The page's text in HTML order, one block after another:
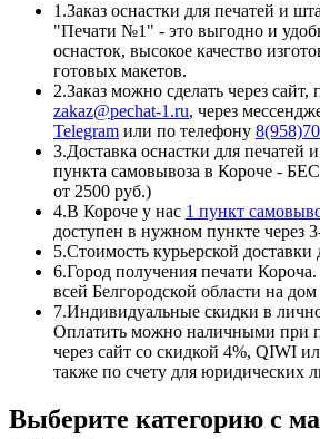
1.Заказ оснастки для печатей и
"Печати №1" - это выгодно и
оснасток, высокое качество
готовых макетов.
2.Заказ можно сделать через сайт,
zakaz@pechat-1.ru, через
Telegram или по телефону
3.Доставка оснастки для
пункта самовывоза в Короче -
от 2500 руб.)
4.В Короче у нас 1 пункт
доступен в нужном пункте через
5.Стоимость курьерской доставки
6.Город получения печати
всей Белгородской области на
7.Индивидуальные скидки в
Оплатить можно наличными при
через сайт со скидкой 4%, QIWI
также по счету для юридических
Выберите категорию с